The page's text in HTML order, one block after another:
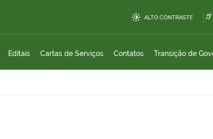
ALTO CONTRASTE
Editais Cartas de Serviços Contatos Transição de